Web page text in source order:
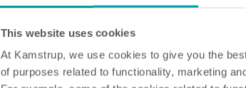
This website uses cookies
At Kamstrup, we use cookies to give you the
of purposes related to functionality, marketing